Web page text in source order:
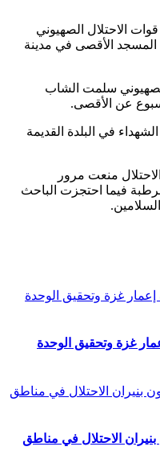
الاحتلال الصهيوني
الأقصى في مدينة
سلمت الشاب
عن الأقصى.
في البلدة القديمة
منعت مرور
فيما احتجزت الباحث
غزة وتحقيق الوحدة
ومصابون بنيران الاحتلال في مناطق